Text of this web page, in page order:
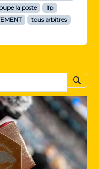
la poste
lfp
tous arbitres